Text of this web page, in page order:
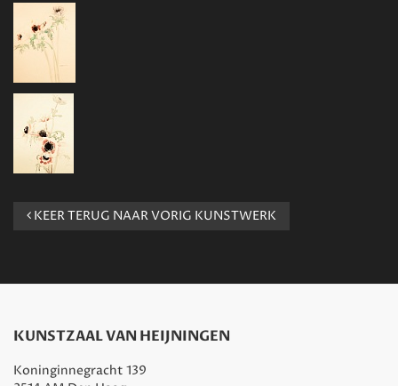
KEER TERUG NAAR VORIG KUNSTWERK
KUNSTZAAL VAN HEIJNINGEN
Koninginnegracht 139